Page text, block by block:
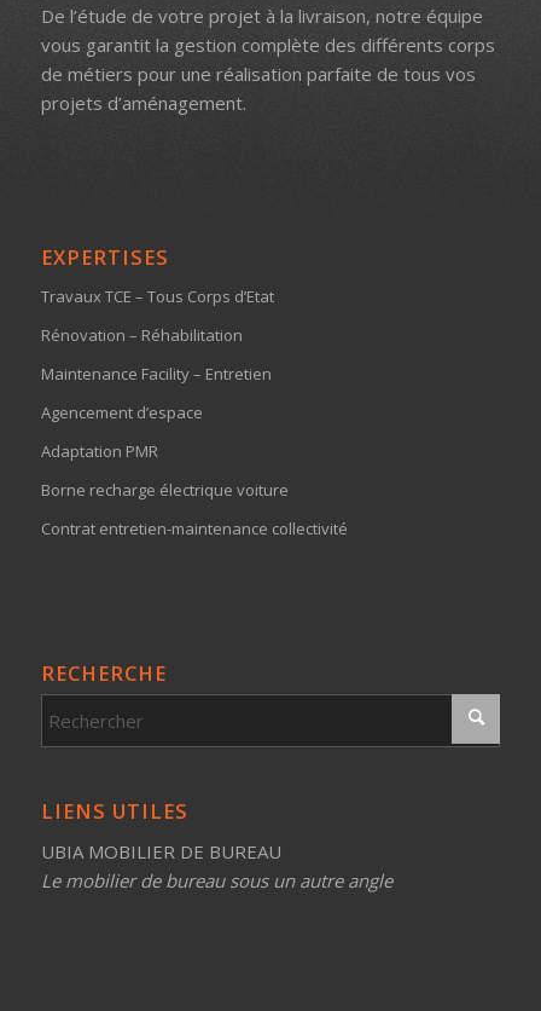
De l’étude de votre projet à la livraison, notre équipe
vous garantit la gestion complète des différents corps
de métiers pour une réalisation parfaite de tous vos
projets d’aménagement.
EXPERTISES
Travaux TCE – Tous Corps d’Etat
Rénovation – Réhabilitation
Maintenance Facility – Entretien
Agencement d’espace
Adaptation PMR
Borne recharge électrique voiture
Contrat entretien-maintenance collectivité
RECHERCHE
LIENS UTILES
UBIA MOBILIER DE BUREAU
Le mobilier de bureau sous un autre angle